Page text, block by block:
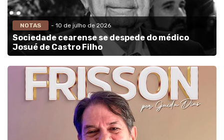
NOTAS - 10 de julho de 2026
Sociedade cearense se despede do médico
Josué de Castro Filho